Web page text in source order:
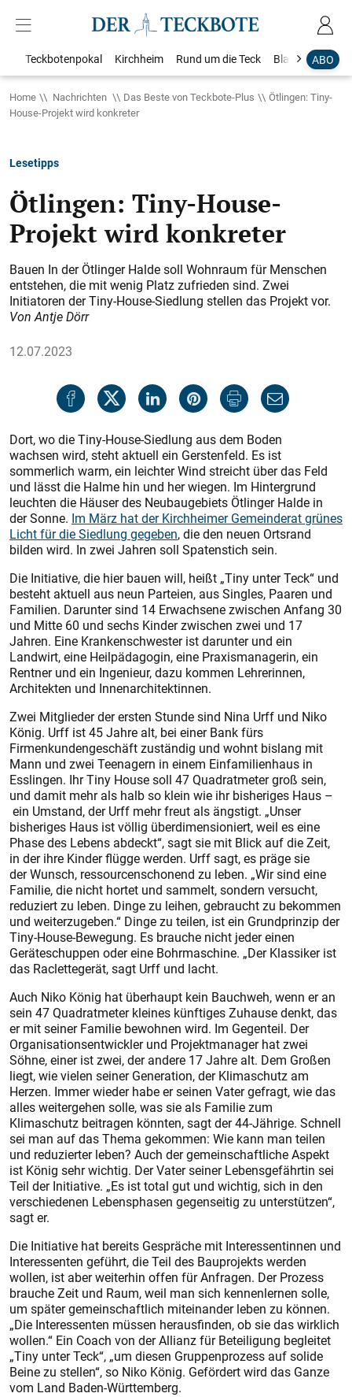
ABO
Teckbotenpokal Kirchheim Rund um die Teck Blaulicht
Home Nachrichten Das Beste von Teckbote-Plus
Ötlingen: Tiny-
House-Projekt wird konkreter
Lesetipps
Ötlingen: Tiny-House-
Projekt wird konkreter
Bauen In der Ötlinger Halde soll Wohnraum für Menschen
entstehen, die mit wenig Platz zufrieden sind. Zwei
Initiatoren der Tiny-House-Siedlung stellen das Projekt vor.
Von Antje Dörr
12.07.2023
Dort, wo die Tiny-House-Siedlung aus dem Boden
wachsen wird, steht aktuell ein Gerstenfeld. Es ist
sommerlich warm, ein leichter Wind streicht über das Feld
und lässt die Halme hin und her wiegen. Im Hintergrund
leuchten die Häuser des Neubaugebiets Ötlinger Halde in
der Sonne. Im März hat der Kirchheimer Gemeinderat grünes
Licht für die Siedlung gegeben, die den neuen Ortsrand
bilden wird. In zwei Jahren soll Spatenstich sein.
Die Initiative, die hier bauen will, heißt „Tiny unter Teck“ und
besteht aktuell aus neun Parteien, aus Singles, Paaren und
Familien. Darunter sind 14 Erwachsene zwischen Anfang 30
und Mitte 60 und sechs Kinder zwischen zwei und 17
Jahren. Eine Krankenschwester ist darunter und ein
Landwirt, eine Heilpädagogin, eine Praxismanagerin, ein
Rentner und ein Ingenieur, dazu kommen Lehrerinnen,
Architekten und Innenarchitektinnen.
Zwei Mitglieder der ersten Stunde sind Nina Urff und Niko
König. Urff ist 45 Jahre alt, bei einer Bank fürs
Firmenkundengeschäft zuständig und wohnt bislang mit
Mann und zwei Teenagern in einem Einfamilienhaus in
Esslingen. Ihr Tiny House soll 47 Quadratmeter groß sein,
und damit mehr als halb so klein wie ihr bisheriges Haus –
ein Umstand, der Urff mehr freut als ängstigt. „Unser
bisheriges Haus ist völlig überdimensioniert, weil es eine
Phase des Lebens abdeckt“, sagt sie mit Blick auf die Zeit,
in der ihre Kinder flügge werden. Urff sagt, es präge sie
der Wunsch, ressourcenschonend zu leben. „Wir sind eine
Familie, die nicht hortet und sammelt, sondern versucht,
reduziert zu leben. Dinge zu leihen, gebraucht zu bekommen
und weiterzugeben.“ Dinge zu teilen, ist ein Grundprinzip der
Tiny-House-Bewegung. Es brauche nicht jeder einen
Geräteschuppen oder eine Bohrmaschine. „Der Klassiker ist
das Raclettegerät, sagt Urff und lacht.
Auch Niko König hat überhaupt kein Bauchweh, wenn er an
sein 47 Quadratmeter kleines künftiges Zuhause denkt, das
er mit seiner Familie bewohnen wird. Im Gegenteil. Der
Organisationsentwickler und Projektmanager hat zwei
Söhne, einer ist zwei, der andere 17 Jahre alt. Dem Großen
liegt, wie vielen seiner Generation, der Klimaschutz am
Herzen. Immer wieder habe er seinen Vater gefragt, wie das
alles weitergehen solle, was sie als Familie zum
Klimaschutz beitragen könnten, sagt der 44-Jährige. Schnell
sei man auf das Thema gekommen: Wie kann man teilen
und reduzierter leben? Auch der gemeinschaftliche Aspekt
ist König sehr wichtig. Der Vater seiner Lebensgefährtin sei
Teil der Initiative. „Es ist total gut und wichtig, sich in den
verschiedenen Lebensphasen gegenseitig zu unterstützen“,
sagt er.
Die Initiative hat bereits Gespräche mit Interessentinnen und
Interessenten geführt, die Teil des Bauprojekts werden
wollen, ist aber weiterhin offen für Anfragen. Der Prozess
brauche Zeit und Raum, weil man sich kennenlernen solle,
um später gemeinschaftlich miteinander leben zu können.
„Die Interessenten müssen herausfinden, ob sie das wirklich
wollen.“ Ein Coach von der Allianz für Beteiligung begleitet
„Tiny unter Teck“, „um diesen Gruppenprozess auf solide
Beine zu stellen“, so Niko König. Gefördert wird das Ganze
vom Land Baden-Württemberg.